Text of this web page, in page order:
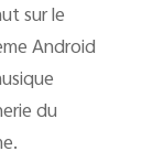
sur le
Android
du